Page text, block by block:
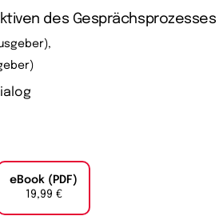
des Gesprächsprozesses
eBook (PDF)
19,99 €